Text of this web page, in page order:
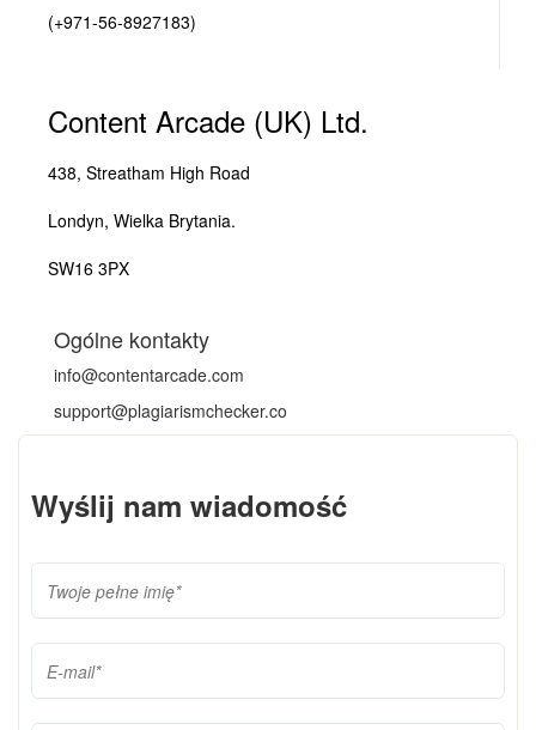
(+971-56-8927183)
Content Arcade (UK) Ltd.
438, Streatham High Road
Londyn, Wielka Brytania.
SW16 3PX
Ogólne kontakty
info@contentarcade.com
support@plagiarismchecker.co
Wyślij nam wiadomość